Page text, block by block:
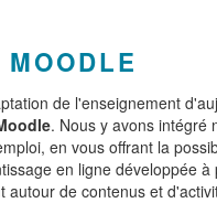
de l'enseignement
. Nous y avons intégré
en vous offrant la
en ligne développée
autour de contenus et